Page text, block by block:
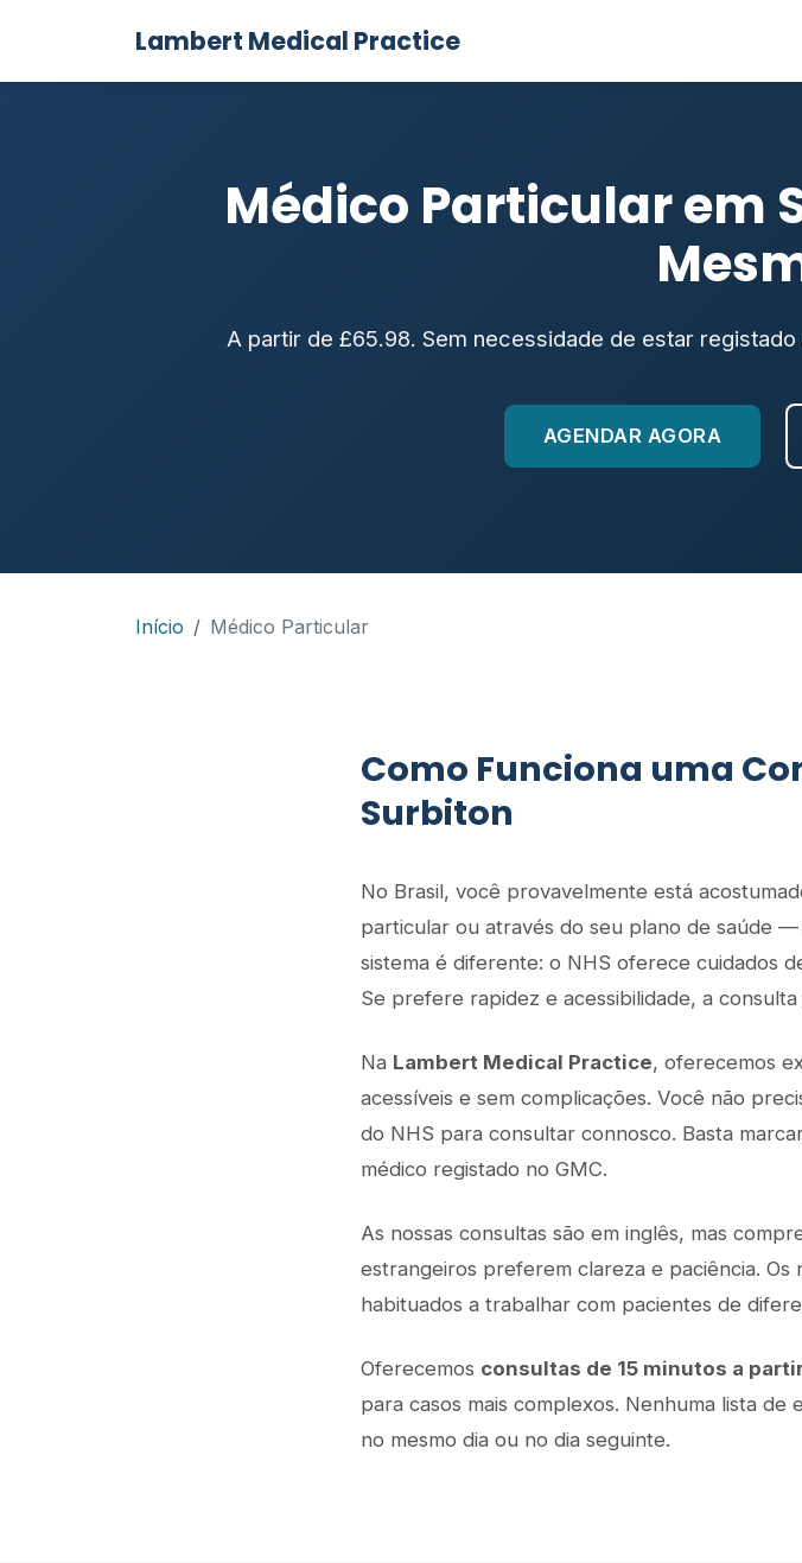
Lambert Medical Practice
Médico Particular em
A partir de £65.98. Sem necessidade de estar
AGENDAR AGORA
Início Médico Particular
Como Funciona uma
Surbiton
No Brasil, você provavelmente está
particular ou através do seu plano de saúde
sistema é diferente: o NHS oferece cuidados
Se prefere rapidez e acessibilidade, a
Na Lambert Medical Practice, oferecemos
acessíveis e sem complicações. Você não
do NHS para consultar connosco. Basta
médico registado no GMC.
As nossas consultas são em inglês, mas
estrangeiros preferem clareza e paciência. Os
habituados a trabalhar com pacientes de
Oferecemos consultas de 15 minutos a
para casos mais complexos. Nenhuma lista
no mesmo dia ou no dia seguinte.